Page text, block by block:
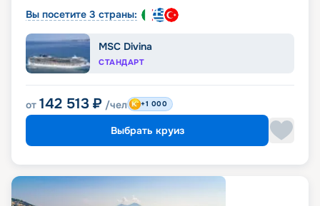
Вы посетите 3 страны:
MSC Divina
СТАНДАРТ
от 142 513 ₽ /чел +1 000
Выбрать круиз